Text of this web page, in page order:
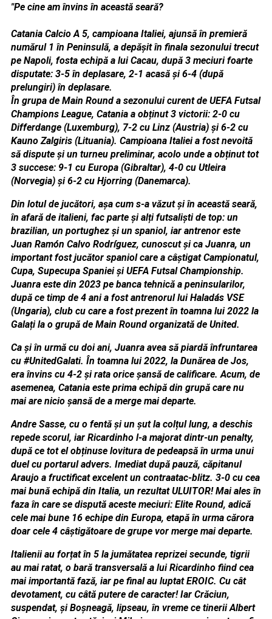
"Pe cine am învins în această seară?
Catania Calcio A 5, campioana Italiei, ajunsă în premieră
numărul 1 în Peninsulă, a depășit în finala sezonului trecut
pe Napoli, fosta echipă a lui Cacau, după 3 meciuri foarte
disputate: 3-5 în deplasare, 2-1 acasă și 6-4 (după
prelungiri) în deplasare.
În grupa de Main Round a sezonului curent de UEFA Futsal
Champions League, Catania a obținut 3 victorii: 2-0 cu
Differdange (Luxemburg), 7-2 cu Linz (Austria) și 6-2 cu
Kauno Zalgiris (Lituania). Campioana Italiei a fost nevoită
să dispute și un turneu preliminar, acolo unde a obținut tot
3 succese: 9-1 cu Europa (Gibraltar), 4-0 cu Utleira
(Norvegia) și 6-2 cu Hjorring (Danemarca).
Din lotul de jucători, așa cum s-a văzut și în această seară,
în afară de italieni, fac parte și alți futsaliști de top: un
brazilian, un portughez și un spaniol, iar antrenor este
Juan Ramón Calvo Rodríguez, cunoscut și ca Juanra, un
important fost jucător spaniol care a câștigat Campionatul,
Cupa, Supecupa Spaniei și UEFA Futsal Championship.
Juanra este din 2023 pe banca tehnică a peninsularilor,
după ce timp de 4 ani a fost antrenorul lui Haladás VSE
(Ungaria), club cu care a fost prezent în toamna lui 2022 la
Galați la o grupă de Main Round organizată de United.
Ca și în urmă cu doi ani, Juanra avea să piardă înfruntarea
cu #UnitedGalati. În toamna lui 2022, la Dunărea de Jos,
era învins cu 4-2 și rata orice șansă de calificare. Acum, de
asemenea, Catania este prima echipă din grupă care nu
mai are nicio șansă de a merge mai departe.
Andre Sasse, cu o fentă și un șut la colțul lung, a deschis
repede scorul, iar Ricardinho l-a majorat dintr-un penalty,
după ce tot el obținuse lovitura de pedeapsă în urma unui
duel cu portarul advers. Imediat după pauză, căpitanul
Araujo a fructificat excelent un contraatac-blitz. 3-0 cu cea
mai bună echipă din Italia, un rezultat ULUITOR! Mai ales în
faza în care se dispută aceste meciuri: Elite Round, adică
cele mai bune 16 echipe din Europa, etapă în urma cărora
doar cele 4 câștigătoare de grupe vor merge mai departe.
Italienii au forțat în 5 la jumătatea reprizei secunde, tigrii
au mai ratat, o bară transversală a lui Ricardinho fiind cea
mai importantă fază, iar pe final au luptat EROIC. Cu cât
devotament, cu câtă putere de caracter! Iar Crăciun,
suspendat, și Boșneagă, lipseau, în vreme ce tinerii Albert